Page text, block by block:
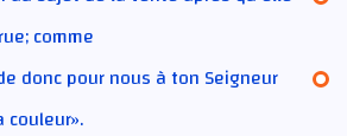
comme
donc pour nous à ton Seigneur